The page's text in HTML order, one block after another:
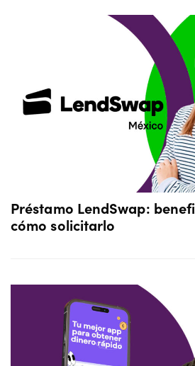
Préstamo LendSwap:
cómo solicitarlo